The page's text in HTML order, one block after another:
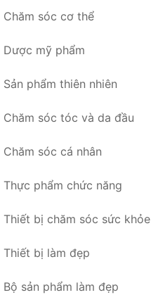
Chăm sóc cơ thể
Dược mỹ phẩm
Sản phẩm thiên nhiên
Chăm sóc tóc và da đầu
Chăm sóc cá nhân
Thực phẩm chức năng
Thiết bị chăm sóc sức khỏe
Thiết bị làm đẹp
Bộ sản phẩm làm đẹp